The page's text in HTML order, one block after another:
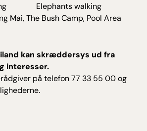
kan skræddersys ud fra
interesser.
på telefon 77 33 55 00 og